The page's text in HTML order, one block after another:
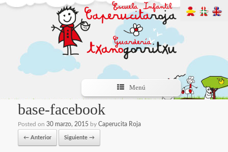
Menú
base-facebook
Posted on 30 marzo, 2015 by Caperucita Roja
← Anterior Siguiente →